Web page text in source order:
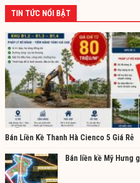
TIN TỨC NỔI BẬT
Bán Liền Kề Thanh Hà Cienco 5 Giá Rẻ
Bán liền kề Mỹ Hưng